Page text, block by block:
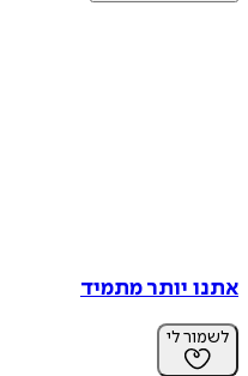
אתנו יותר מתמיד
לשמור לי